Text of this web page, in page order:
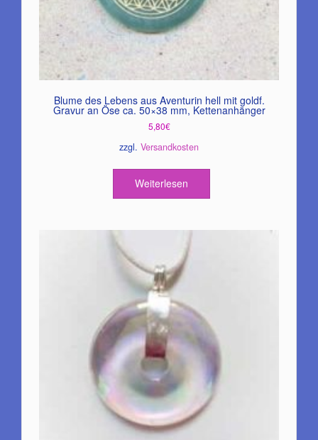
Blume des Lebens aus Aventurin hell mit goldf.
Gravur an Öse ca. 50×38 mm, Kettenanhänger
5,80€
zzgl. Versandkosten
Weiterlesen